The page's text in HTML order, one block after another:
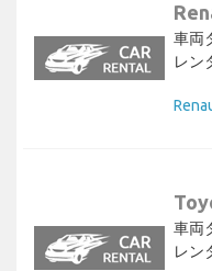
車両
レン
車両
レン